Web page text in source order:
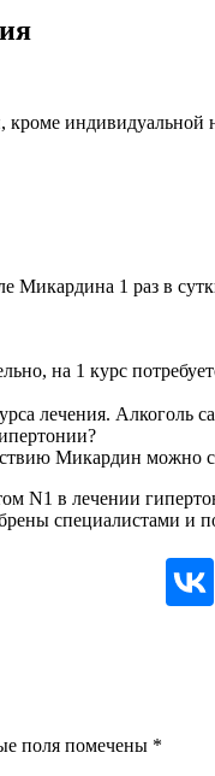
кроме
Микардина 1 раз в
на 1 курс
лечения.
Микардин можно
N1 в лечении
специалистами и
поля помечены *